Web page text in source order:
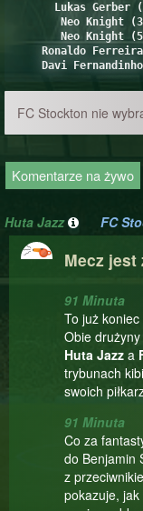
Lukas Gerber
Neo Knight
Neo Knight
Ronaldo
Davi
FC Stockton nie
Komentarze na żywo
Huta Jazz FC
Mecz jest
91 Minuta
To już
Obie
Huta Jazz a
trybunach
swoich
91 Minuta
Co za
do Benjamin
z
pokazuje,